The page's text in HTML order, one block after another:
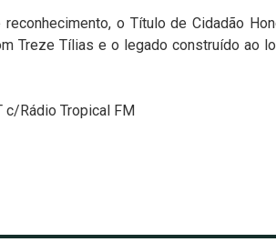
o Título de Cidadão
Treze Tílias e o legado construído ao
c/Rádio Tropical FM